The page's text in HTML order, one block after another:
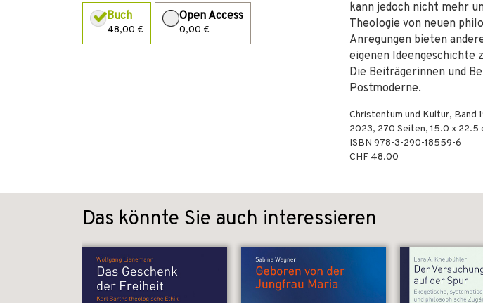
Buch
48,00 €
Open Access
0,00 €
kann jedoch nicht mehr
Theologie von neuen
Anregungen bieten
eigenen Ideengeschichte
Die Beiträgerinnen und
Postmoderne.
Christentum und Kultur, Band
2023, 270 Seiten, 15.0 x 22.5
ISBN 978-3-290-18559-6
CHF 48.00
Das könnte Sie auch interessieren